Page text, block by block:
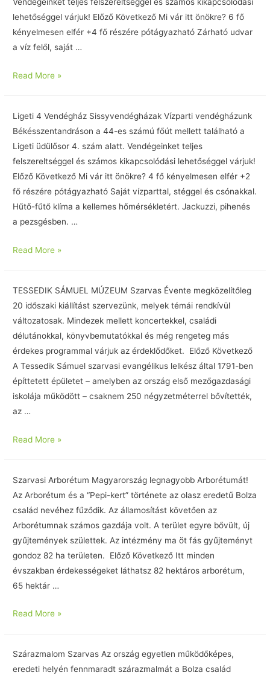
lehetőséggel várjuk! Előző Következő Mi vár itt önökre? 6 fő
kényelmesen elfér +4 fő részére pótágyazható Zárható udvar
a víz felől, saját …
Read More »
Ligeti 4 Vendégház Sissyvendégházak Vízparti vendégházunk
Békésszentandráson a 44-es számú főút mellett található a
Ligeti üdülősor 4. szám alatt. Vendégeinket teljes
felszereltséggel és számos kikapcsolódási lehetőséggel várjuk!
Előző Következő Mi vár itt önökre? 4 fő kényelmesen elfér +2
fő részére pótágyazható Saját vízparttal, stéggel és csónakkal.
Hűtő-fűtő klíma a kellemes hőmérsékletért. Jackuzzi, pihenés
a pezsgésben. …
Read More »
TESSEDIK SÁMUEL MÚZEUM Szarvas Évente megközelítőleg
20 időszaki kiállítást szervezünk, melyek témái rendkívül
változatosak. Mindezek mellett koncertekkel, családi
délutánokkal, könyvbemutatókkal és még rengeteg más
érdekes programmal várjuk az érdeklődőket. Előző Következő
A Tessedik Sámuel szarvasi evangélikus lelkész által 1791-ben
építtetett épületet – amelyben az ország első mezőgazdasági
iskolája működött – csaknem 250 négyzetméterrel bővítették,
az …
Read More »
Szarvasi Arborétum Magyarország legnagyobb Arborétumát!
Az Arborétum és a “Pepi-kert” története az olasz eredetű Bolza
család nevéhez fűződik. Az államosítást követően az
Arborétumnak számos gazdája volt. A terület egyre bővült, új
gyűjtemények születtek. Az intézmény ma öt fás gyűjteményt
gondoz 82 ha területen. Előző Következő Itt minden
évszakban érdekességeket láthatsz 82 hektáros arborétum,
65 hektár …
Read More »
Szárazmalom Szarvas Az ország egyetlen működőképes,
eredeti helyén fennmaradt szárazmalmát a Bolza család